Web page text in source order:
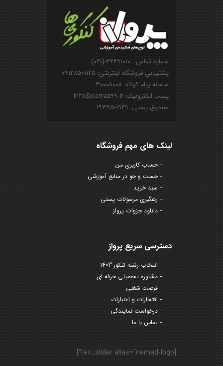
شماره تماس : ۲۲۶۹۱۰۱۰-(۰۲۱)
پشتیبانی فروشگاه اینترنتی: ۰۹۱۲۸۵۰۱۱۲۵
سامانه پیام کوتاه: ۳۰۰۰۸۰۰۸
پست الکترونیک: info@parvaz99.ir
صندوق پستی: ۱۹۴۹-۱۹۳۹۵
لینک های مهم فروشگاه
حساب کاربری من
جست و جو در منابع آموزشی
سبد خرید
رهگیری مرسولات پستی
دانلود جزوات پرواز
دسترسی سریع پرواز
انتخاب رشته کنکور 1403
مشاوره تحصیلی حرفه ای
فرصت شغلی
افتخارات و اعتبارات
درخواست نمایندگی
تماس با ما
[rev_slider alias="nemad-logo"]